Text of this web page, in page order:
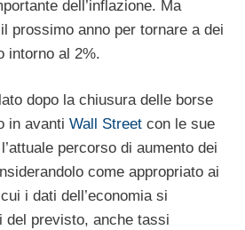
dell’inflazione. Ma
prossimo anno per tornare a dei
intorno al 2%.
dopo la chiusura delle borse
in avanti Wall Street con le sue
percorso di aumento dei
come appropriato ai
i dati dell’economia si
del previsto, anche tassi